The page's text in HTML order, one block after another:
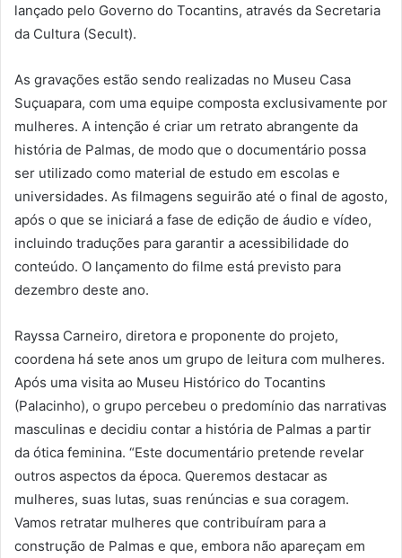
lançado pelo Governo do Tocantins, através da Secretaria
da Cultura (Secult).
As gravações estão sendo realizadas no Museu Casa
Suçuapara, com uma equipe composta exclusivamente por
mulheres. A intenção é criar um retrato abrangente da
história de Palmas, de modo que o documentário possa
ser utilizado como material de estudo em escolas e
universidades. As filmagens seguirão até o final de agosto,
após o que se iniciará a fase de edição de áudio e vídeo,
incluindo traduções para garantir a acessibilidade do
conteúdo. O lançamento do filme está previsto para
dezembro deste ano.
Rayssa Carneiro, diretora e proponente do projeto,
coordena há sete anos um grupo de leitura com mulheres.
Após uma visita ao Museu Histórico do Tocantins
(Palacinho), o grupo percebeu o predomínio das narrativas
masculinas e decidiu contar a história de Palmas a partir
da ótica feminina. “Este documentário pretende revelar
outros aspectos da época. Queremos destacar as
mulheres, suas lutas, suas renúncias e sua coragem.
Vamos retratar mulheres que contribuíram para a
construção de Palmas e que, embora não apareçam em